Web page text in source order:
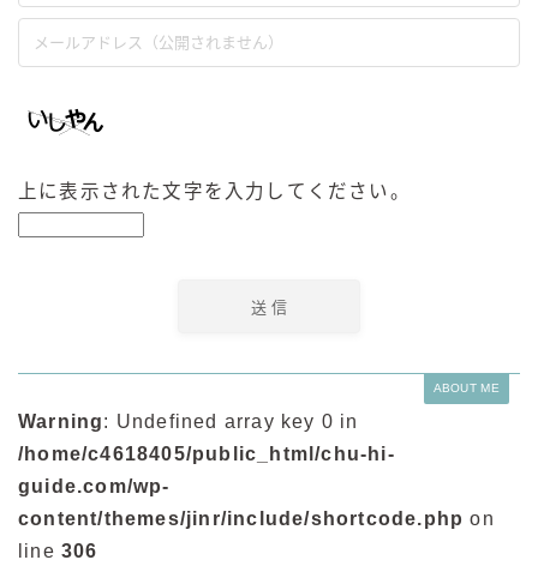
上に表示された文字を入力してください。
ABOUT ME
Warning: Undefined array key 0 in
/home/c4618405/public_html/chu-hi-
guide.com/wp-
content/themes/jinr/include/shortcode.php on
line 306